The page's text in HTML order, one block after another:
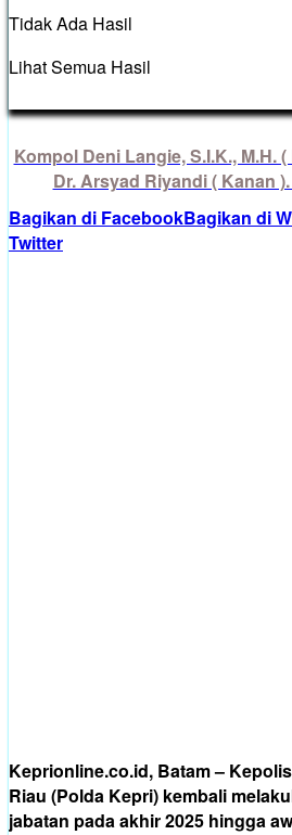
Tidak Ada Hasil
Lihat Semua Hasil
Kompol Deni Langie, S.I.K., M.H.
Dr. Arsyad Riyandi ( Kanan
Bagikan di FacebookBagikan di
Twitter
Keprionline.co.id, Batam –
Riau (Polda Kepri) kembali
jabatan pada akhir 2025 hingga